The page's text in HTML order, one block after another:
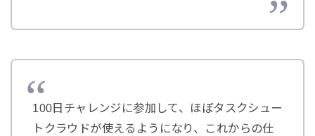
100日チャレンジに参加して、ほぼタスクシュー
トクラウドが使えるようになり、これからの仕